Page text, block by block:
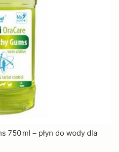
750 ml – płyn do wody dla